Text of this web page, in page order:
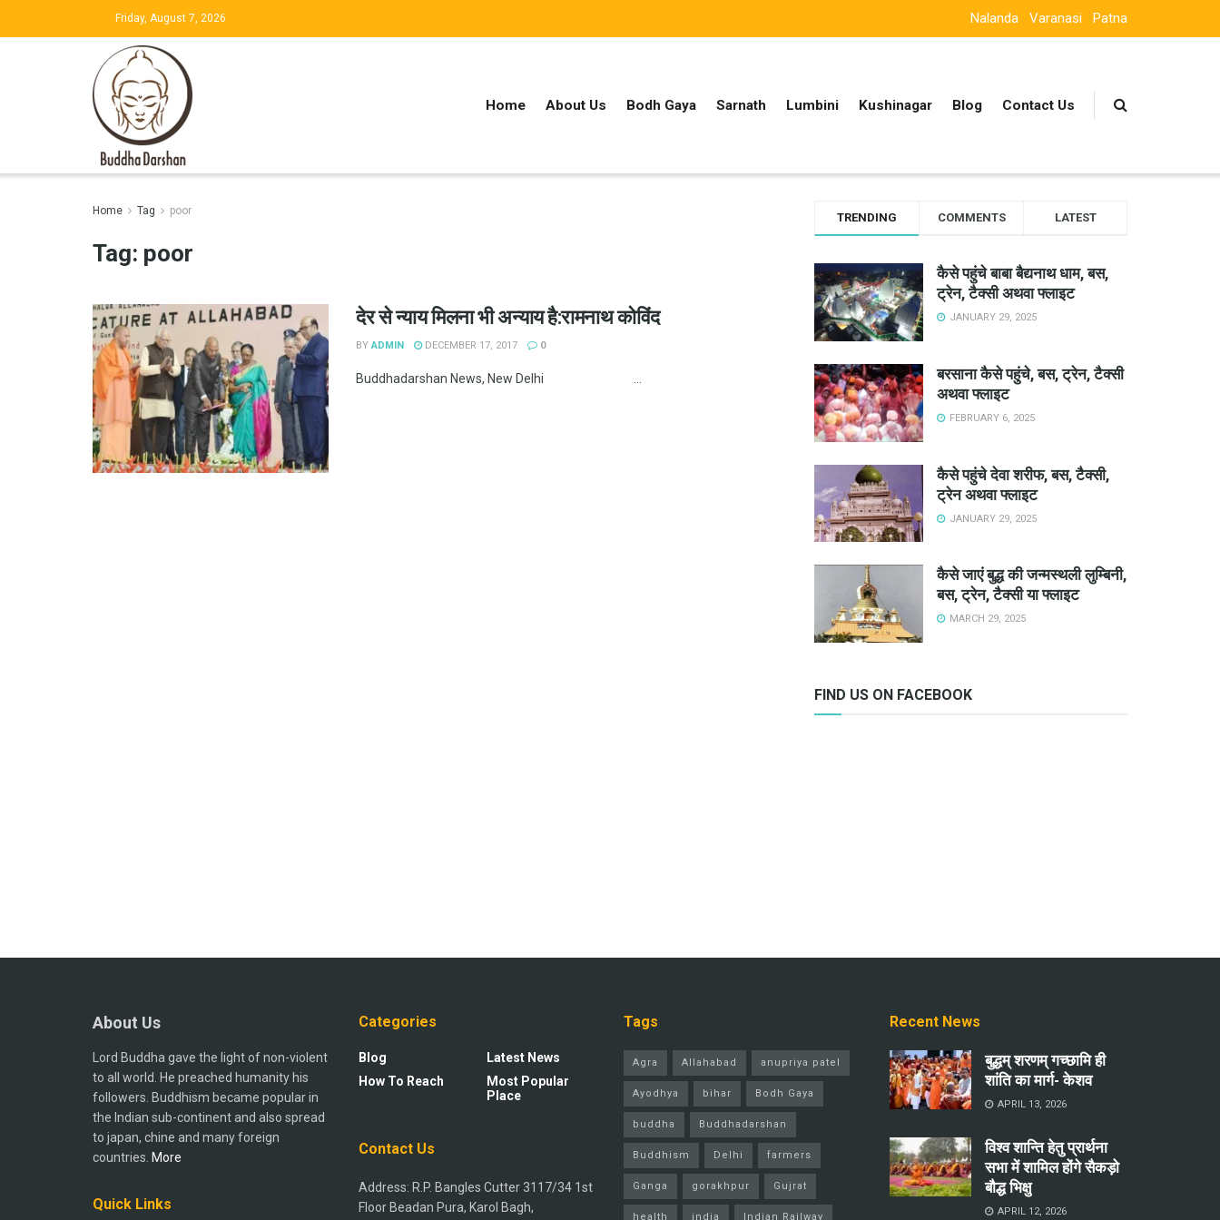
Friday, August 7, 2026 Nalanda Varanasi Patna
Home About Us Bodh Gaya Sarnath Lumbini Kushinagar Blog Contact Us
Home Tag poor
Tag: poor
देर से न्याय मिलना भी अन्याय है:रामनाथ कोविंद
BY ADMIN DECEMBER 17, 2017 0
Buddhadarshan News, New Delhi ...
TRENDING COMMENTS LATEST
कैसे पहुंचे बाबा बैद्यनाथ धाम, बस,
ट्रेन, टैक्सी अथवा फ्लाइट
JANUARY 29, 2025
बरसाना कैसे पहुंचे, बस, ट्रेन, टैक्सी
अथवा फ्लाइट
FEBRUARY 6, 2025
कैसे पहुंचे देवा शरीफ, बस, टैक्सी,
ट्रेन अथवा फ्लाइट
JANUARY 29, 2025
कैसे जाएं बुद्ध की जन्मस्थली लुम्बिनी,
बस, ट्रेन, टैक्सी या फ्लाइट
MARCH 29, 2025
FIND US ON FACEBOOK
About Us
Lord Buddha gave the light of non-violent
to all world. He preached humanity his
followers. Buddhism became popular in
the Indian sub-continent and also spread
to japan, chine and many foreign
countries. More
Quick Links
Categories
Blog
How To Reach
Latest News
Most Popular
Place
Contact Us
Address: R.P. Bangles Cutter 3117/34 1st
Floor Beadan Pura, Karol Bagh,
Tags
Agra Allahabad anupriya patel
Ayodhya bihar Bodh Gaya
buddha Buddhadarshan
Buddhism Delhi farmers
Ganga gorakhpur Gujrat
health india Indian Railway
Recent News
बुद्धम् शरणम् गच्छामि ही
शांति का मार्ग- केशव
APRIL 13, 2026
विश्व शान्ति हेतु प्रार्थना
सभा में शामिल होंगे सैकड़ो
बौद्ध भिक्षु
APRIL 12, 2026